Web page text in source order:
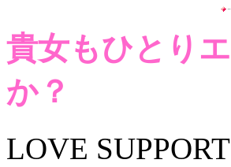
貴女もひとり
か？
LOVE